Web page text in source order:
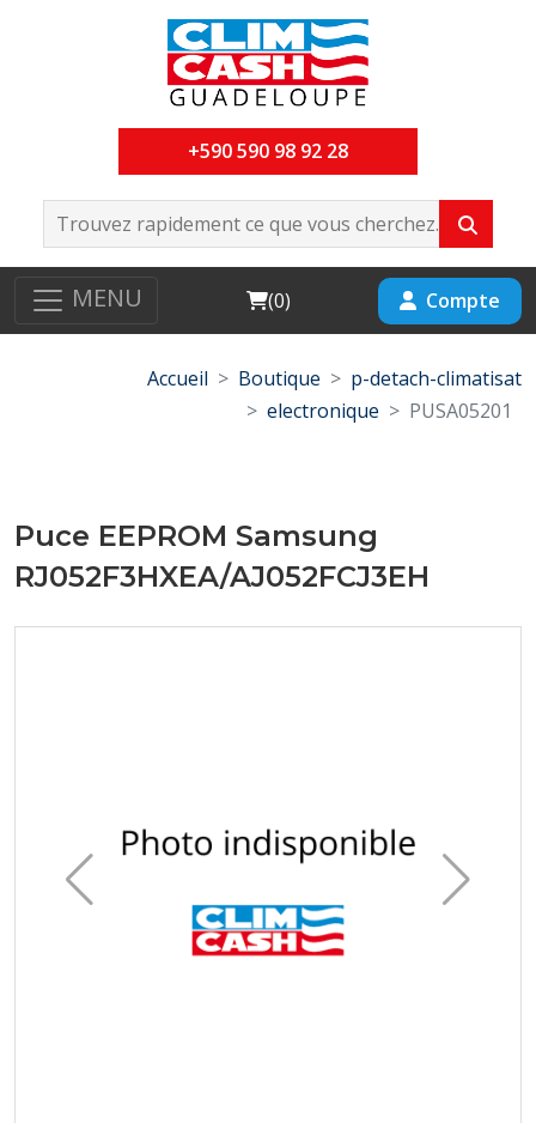
+590 590 98 92 28
MENU Cart
(0) Compte
Accueil Boutique
p-detach-climatisat
electronique
PUSA05201
Puce EEPROM Samsung
RJ052F3HXEA/AJ052FCJ3EH